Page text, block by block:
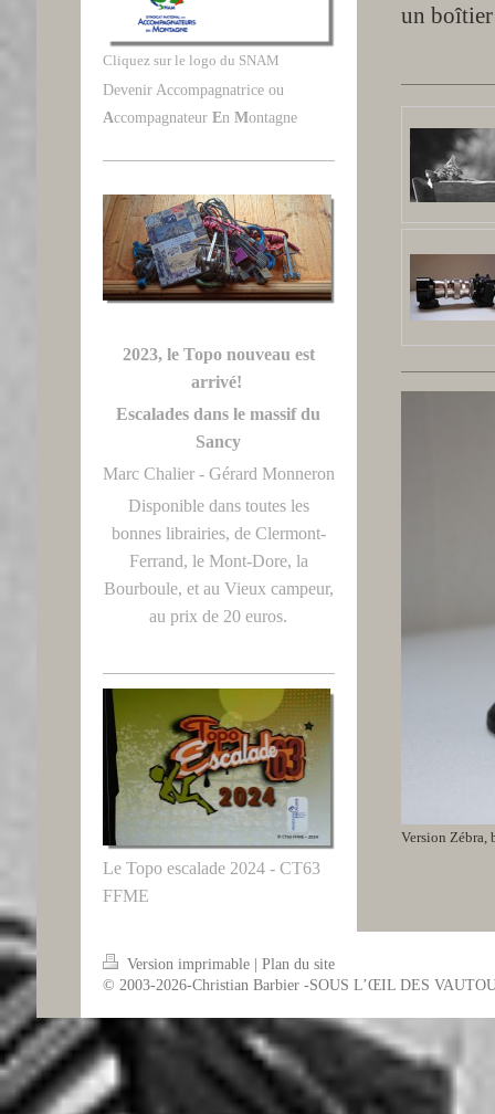
un
Version Zébra,
Cliquez sur le logo du SNAM
Devenir Accompagnatrice ou
Accompagnateur En Montagne
2023, le Topo nouveau est
arrivé!
Escalades dans le massif du
Sancy
Marc Chalier - Gérard Monneron
Disponible dans toutes les
bonnes librairies, de Clermont-
Ferrand, le Mont-Dore, la
Bourboule, et au Vieux campeur,
au prix de 20 euros.
Le Topo escalade 2024 - CT63
FFME
Version imprimable | Plan du site
© 2003-2026-Christian Barbier -SOUS L’ŒIL DES